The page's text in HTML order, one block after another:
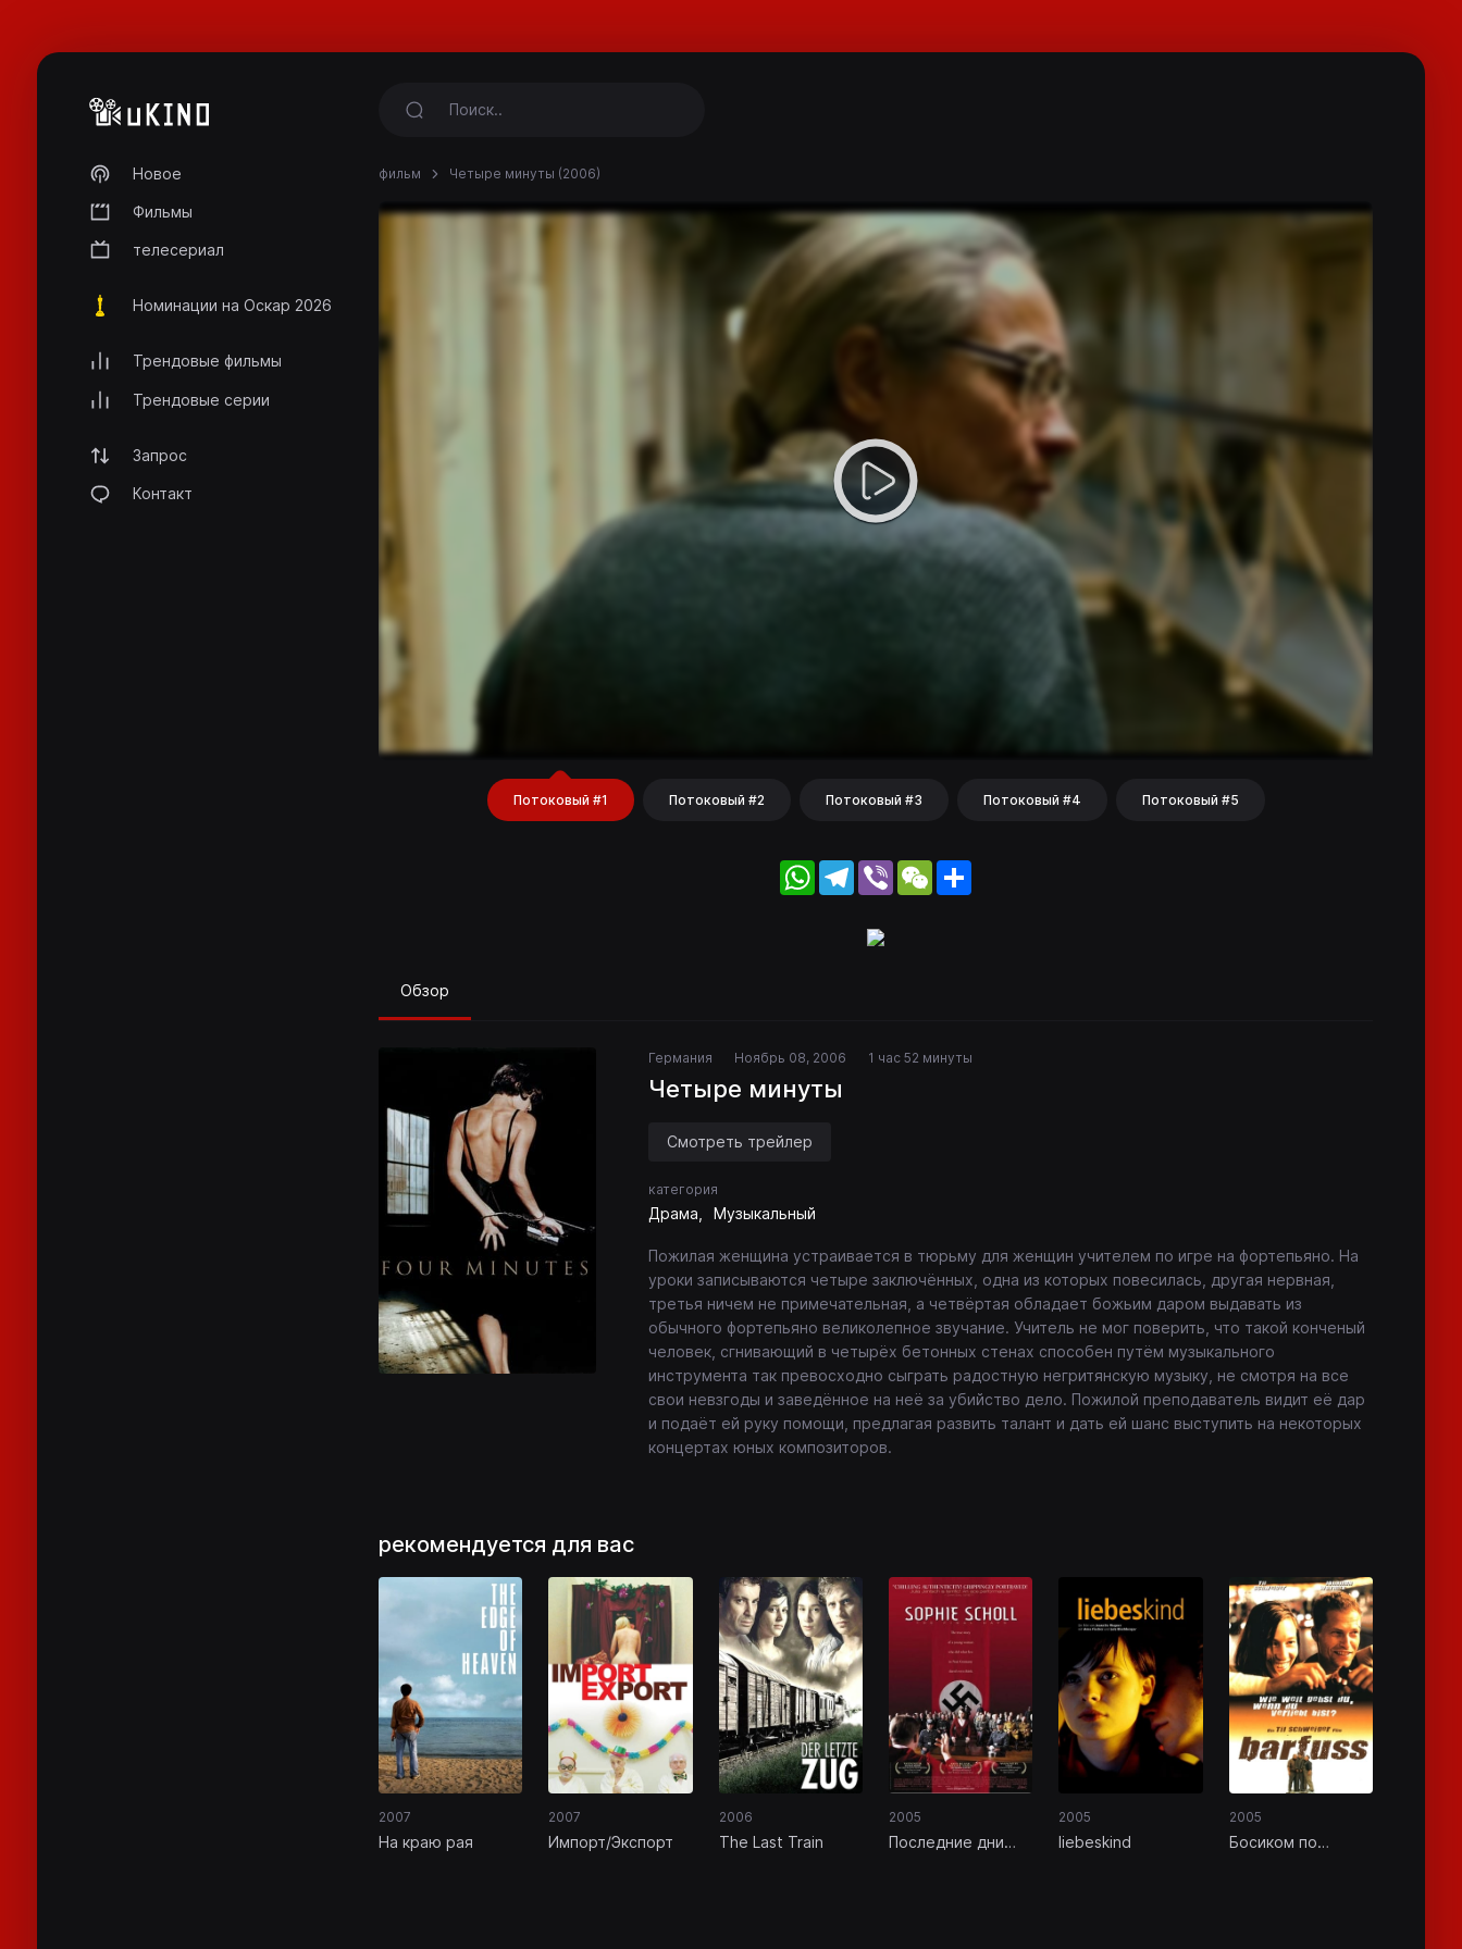
Новое
Фильмы
телесериал
Номинации на Оскар 2026
Трендовые фильмы
Трендовые серии
Запрос
Контакт
фильм Четыре минуты (2006)
Потоковый #1 Потоковый #2 Потоковый #3 Потоковый #4 Потоковый #5
WhatsApp
Telegram
Viber WeChat
Обзор
Германия Ноябрь 08, 2006 1 час 52 минуты
Четыре минуты
Смотреть трейлер
категория
Драма Музыкальный
Пожилая женщина устраивается в тюрьму для женщин учителем по игре на фортепьяно. На
уроки записываются четыре заключённых, одна из которых повесилась, другая нервная,
третья ничем не примечательная, а четвёртая обладает божьим даром выдавать из
обычного фортепьяно великолепное звучание. Учитель не мог поверить, что такой конченый
человек, сгнивающий в четырёх бетонных стенах способен путём музыкального
инструмента так превосходно сыграть радостную негритянскую музыку, не смотря на все
свои невзгоды и заведённое на неё за убийство дело. Пожилой преподаватель видит её дар
и подаёт ей руку помощи, предлагая развить талант и дать ей шанс выступить на некоторых
концертах юных композиторов.
рекомендуется для вас
2007
На краю рая
2007
Импорт/Экспорт
2006
The Last Train
2005
Последние дни
2005
liebeskind
2005
Босиком по